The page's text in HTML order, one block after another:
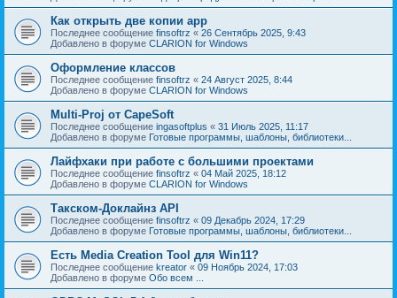
Как открыть две копии app
Последнее сообщение finsoftrz « 26 Сентябрь 2025, 9:43
Добавлено в форуме CLARION for Windows
Оформление классов
Последнее сообщение finsoftrz « 24 Август 2025, 8:44
Добавлено в форуме CLARION for Windows
Multi-Proj от CapeSoft
Последнее сообщение ingasoftplus « 31 Июль 2025, 11:17
Добавлено в форуме Готовые программы, шаблоны, библиотеки...
Лайфхаки при работе с большими проектами
Последнее сообщение finsoftrz « 04 Май 2025, 18:12
Добавлено в форуме CLARION for Windows
Такском-Доклайнз API
Последнее сообщение finsoftrz « 09 Декабрь 2024, 17:29
Добавлено в форуме Готовые программы, шаблоны, библиотеки...
Есть Media Creation Tool для Win11?
Последнее сообщение kreator « 09 Ноябрь 2024, 17:03
Добавлено в форуме Обо всем ...